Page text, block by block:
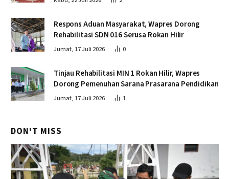
Respons Aduan Masyarakat, Wapres Dorong
Rehabilitasi SDN 016 Serusa Rokan Hilir
Jumat, 17 Juli 2026 0
Tinjau Rehabilitasi MIN 1 Rokan Hilir, Wapres
Dorong Pemenuhan Sarana Prasarana Pendidikan
Jumat, 17 Juli 2026 1
DON'T MISS